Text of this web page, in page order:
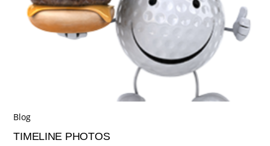
Blog
TIMELINE PHOTOS